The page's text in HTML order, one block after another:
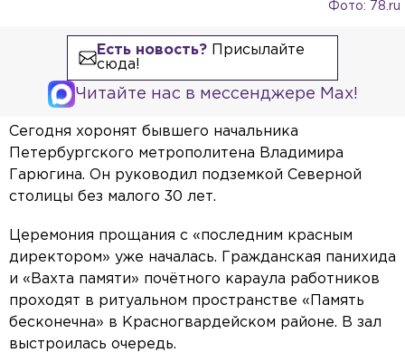
Фото: 78.ru
Есть новость?Присылайте
сюда!
Читайте нас в мессенджере Max!
Сегодня хоронят бывшего начальника
Петербургского метрополитена Владимира
Гарюгина. Он руководил подземкой Северной
столицы без малого 30 лет.
Церемония прощания с «последним красным
директором» уже началась. Гражданская панихида
и «Вахта памяти» почётного караула работников
проходят в ритуальном пространстве «Память
бесконечна» в Красногвардейском районе. В зал
выстроилась очередь.